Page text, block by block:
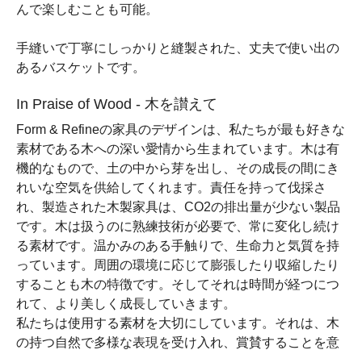
んで楽しむことも可能。
手縫いで丁寧にしっかりと縫製された、丈夫で使い出の
あるバスケットです。
In Praise of Wood - 木を讃えて
Form & Refineの家具のデザインは、私たちが最も好きな
素材である木への深い愛情から生まれています。木は有
機的なもので、土の中から芽を出し、その成長の間にき
れいな空気を供給してくれます。責任を持って伐採さ
れ、製造された木製家具は、CO2の排出量が少ない製品
です。木は扱うのに熟練技術が必要で、常に変化し続け
る素材です。温かみのある手触りで、生命力と気質を持
っています。周囲の環境に応じて膨張したり収縮したり
することも木の特徴です。そしてそれは時間が経つにつ
れて、より美しく成長していきます。
私たちは使用する素材を大切にしています。それは、木
の持つ自然で多様な表現を受け入れ、賞賛することを意